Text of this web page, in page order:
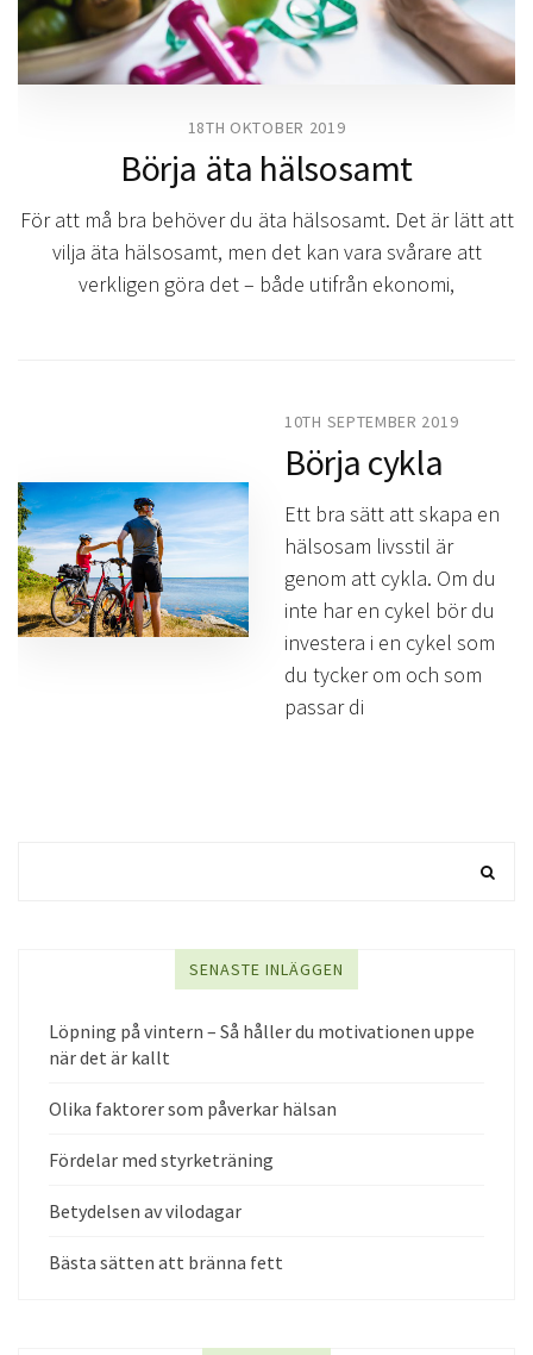
18TH OKTOBER 2019
Börja äta hälsosamt
För att må bra behöver du äta hälsosamt. Det är lätt att
vilja äta hälsosamt, men det kan vara svårare att
verkligen göra det – både utifrån ekonomi,
10TH SEPTEMBER 2019
Börja cykla
Ett bra sätt att skapa en
hälsosam livsstil är
genom att cykla. Om du
inte har en cykel bör du
investera i en cykel som
du tycker om och som
passar di
SENASTE INLÄGGEN
Löpning på vintern – Så håller du motivationen uppe
när det är kallt
Olika faktorer som påverkar hälsan
Fördelar med styrketräning
Betydelsen av vilodagar
Bästa sätten att bränna fett